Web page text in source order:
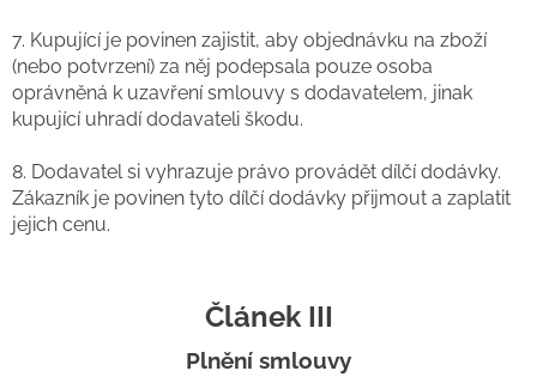
7. Kupující je povinen zajistit, aby objednávku na zboží
(nebo potvrzení) za něj podepsala pouze osoba
oprávněná k uzavření smlouvy s dodavatelem, jinak
kupující uhradí dodavateli škodu.
8. Dodavatel si vyhrazuje právo provádět dílčí dodávky.
Zákazník je povinen tyto dílčí dodávky přijmout a zaplatit
jejich cenu.
Článek III
Plnění smlouvy